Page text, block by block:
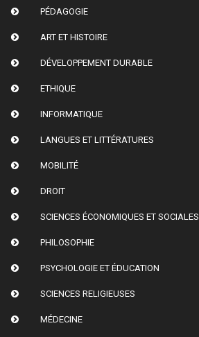
PÉDAGOGIE
ART ET HISTOIRE
DÉVELOPPEMENT DURABLE
ETHIQUE
INFORMATIQUE
LANGUES ET LITTÉRATURES
MOBILITÉ
DROIT
SCIENCES ÉCONOMIQUES ET SOCIALES
PHILOSOPHIE
PSYCHOLOGIE ET ÉDUCATION
SCIENCES RELIGIEUSES
MÉDECINE